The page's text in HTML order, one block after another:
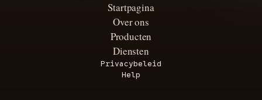
Startpagina
Over ons
Producten
Diensten
Privacybeleid
Help